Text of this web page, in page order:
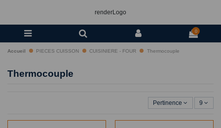
renderLogo
0
Accueil PIECES CUISSON CUISINIERE - FOUR Thermocouple
Thermocouple
Pertinence 9